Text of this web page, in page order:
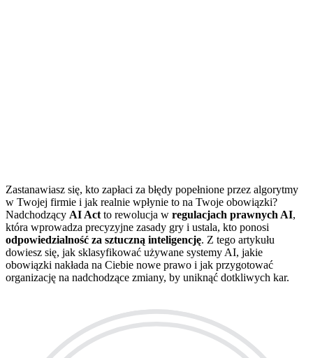
Zastanawiasz się, kto zapłaci za błędy popełnione przez algorytmy
w Twojej firmie i jak realnie wpłynie to na Twoje obowiązki?
Nadchodzący AI Actto rewolucja w regulacjach prawnych AI,
która wprowadza precyzyjne zasady gry i ustala, kto ponosi
odpowiedzialność za sztuczną inteligencję. Z tego artykułu
dowiesz się, jak sklasyfikować używane systemy AI, jakie
obowiązki nakłada na Ciebie nowe prawo i jak przygotować
organizację na nadchodzące zmiany, by uniknąć dotkliwych kar.